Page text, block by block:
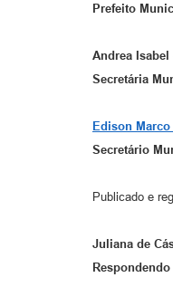
Prefeito
Andrea
Secretária
Edison
Secretário
Publicado e
Juliana de